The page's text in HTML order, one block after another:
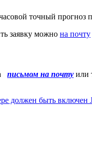
точный
заявку можно на почту
письмом на почту или
должен быть включен